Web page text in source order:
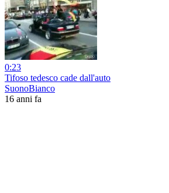
0:23
Tifoso tedesco cade dall'auto
SuonoBianco
16 anni fa